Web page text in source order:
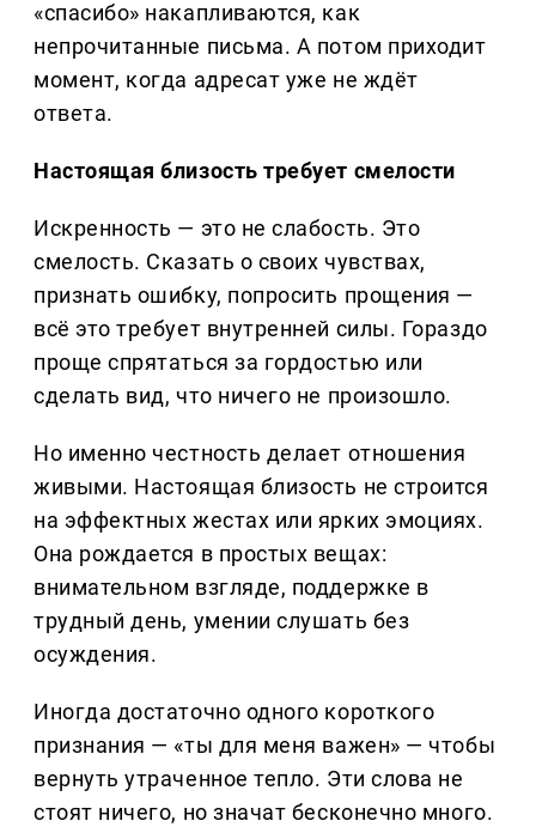
«спасибо» накапливаются, как
непрочитанные письма. А потом приходит
момент, когда адресат уже не ждёт
ответа.
Настоящая близость требует смелости
Искренность — это не слабость. Это
смелость. Сказать о своих чувствах,
признать ошибку, попросить прощения —
всё это требует внутренней силы. Гораздо
проще спрятаться за гордостью или
сделать вид, что ничего не произошло.
Но именно честность делает отношения
живыми. Настоящая близость не строится
на эффектных жестах или ярких эмоциях.
Она рождается в простых вещах:
внимательном взгляде, поддержке в
трудный день, умении слушать без
осуждения.
Иногда достаточно одного короткого
признания — «ты для меня важен» — чтобы
вернуть утраченное тепло. Эти слова не
стоят ничего, но значат бесконечно много.